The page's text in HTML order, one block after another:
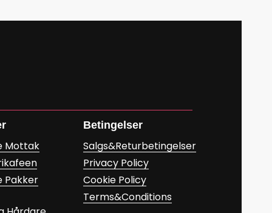
Mottak
Pakker
Betingelser
Salgs&Returbetingelser
Privacy Policy
Cookie Policy
Terms&Conditions